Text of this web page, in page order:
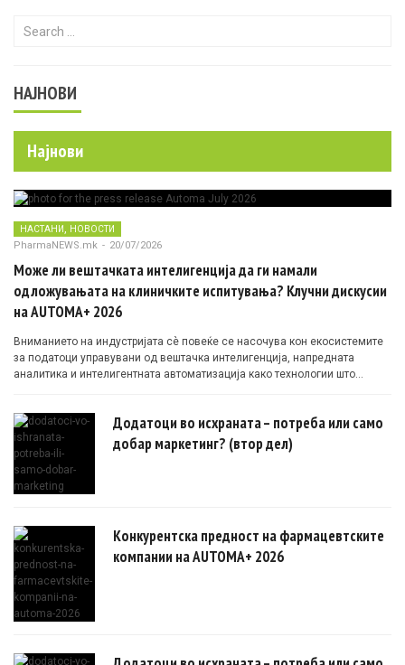
Search for:
НАЈНОВИ
Најнови
НАСТАНИ, НОВОСТИ
PharmaNEWS.mk - 20/07/2026
Може ли вештачката интелигенција да ги намали
одложувањата на клиничките испитувања? Клучни дискусии
на AUTOMA+ 2026
Вниманието на индустријата сè повеќе се насочува кон екосистемите
за податоци управувани од вештачка интелигенција, напредната
аналитика и интелигентната автоматизација како технологии што
Додатоци во исхраната – потреба или само
добар маркетинг? (втор дел)
Конкурентска предност на фармацевтските
компании на AUTOMA+ 2026